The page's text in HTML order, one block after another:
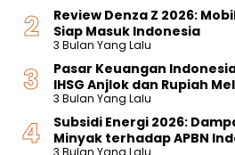
Review Denza Z 2026:
Siap Masuk Indonesia
3 Bulan Yang Lalu
Pasar Keuangan
IHSG Anjlok dan Rupiah
3 Bulan Yang Lalu
Subsidi Energi 2026:
Minyak terhadap APBN
3 Bulan Yang Lalu